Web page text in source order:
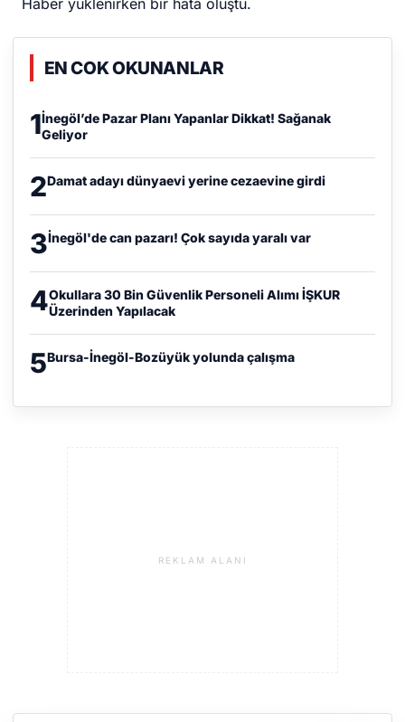
Haber yüklenirken bir hata oluştu.
EN COK OKUNANLAR
1İnegöl’de Pazar Planı Yapanlar Dikkat! Sağanak
Geliyor
2Damat adayı dünyaevi yerine cezaevine girdi
3İnegöl'de can pazarı! Çok sayıda yaralı var
4Okullara 30 Bin Güvenlik Personeli Alımı İŞKUR
Üzerinden Yapılacak
5Bursa-İnegöl-Bozüyük yolunda çalışma
REKLAM ALANI